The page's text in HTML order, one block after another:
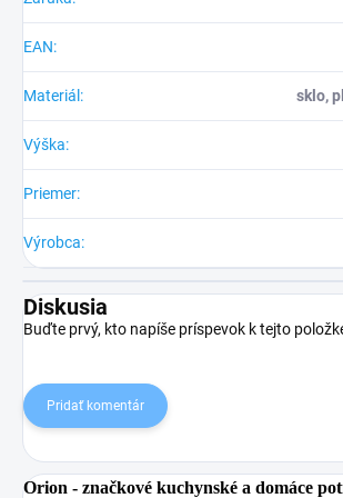
EAN:
Materiál : sklo,
Výška:
Priemer:
Výrobca:
Diskusia
Buďte prvý, kto napíše príspevok k tejto
Pridať komentár
Orion - značkové kuchynské a domáce